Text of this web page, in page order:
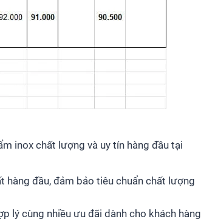
inox chất lượng và uy tín hàng đầu tại
hàng đầu, đảm bảo tiêu chuẩn chất lượng
lý cùng nhiều ưu đãi dành cho khách hàng